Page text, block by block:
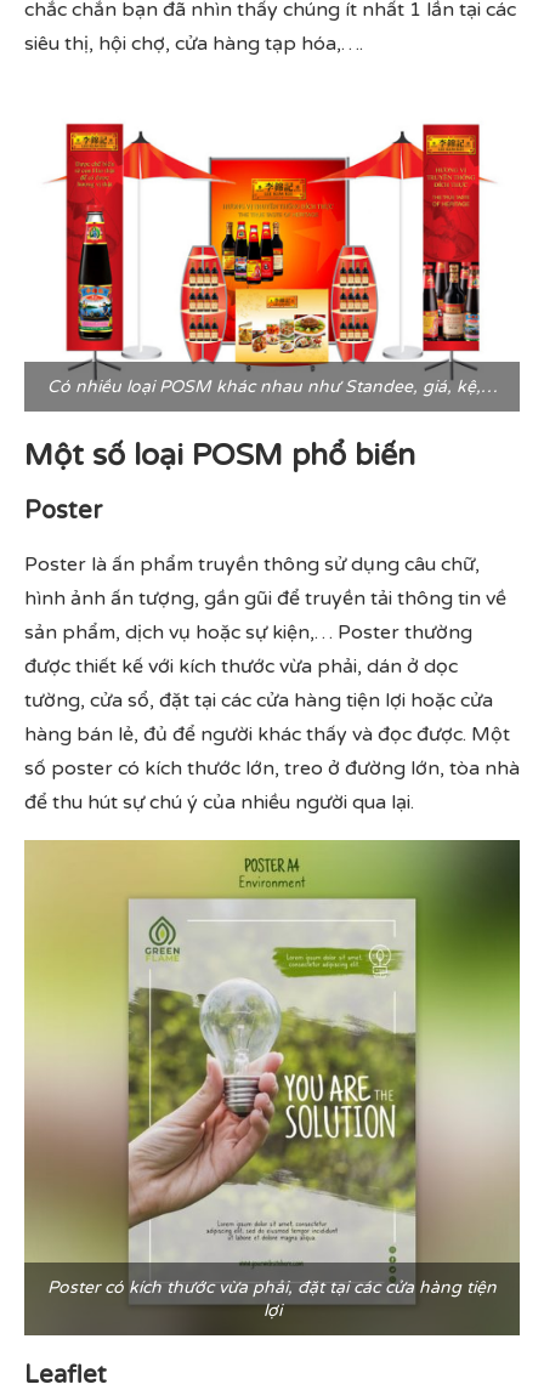
chắc chắn bạn đã nhìn thấy chúng ít nhất 1 lần tại các
siêu thị, hội chợ, cửa hàng tạp hóa,….
Có nhiều loại POSM khác nhau như Standee, giá, kệ,…
Một số loại POSM phổ biến
Poster
Poster là ấn phẩm truyền thông sử dụng câu chữ,
hình ảnh ấn tượng, gần gũi để truyền tải thông tin về
sản phẩm, dịch vụ hoặc sự kiện,… Poster thường
được thiết kế với kích thước vừa phải, dán ở dọc
tường, cửa sổ, đặt tại các cửa hàng tiện lợi hoặc cửa
hàng bán lẻ, đủ để người khác thấy và đọc được. Một
số poster có kích thước lớn, treo ở đường lớn, tòa nhà
để thu hút sự chú ý của nhiều người qua lại.
Poster có kích thước vừa phải, đặt tại các cửa hàng tiện
lợi
Leaflet